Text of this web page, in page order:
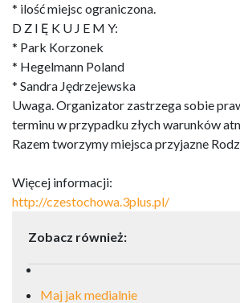
* ilość miejsc ograniczona.
D Z I Ę K U J E M Y:
* Park Korzonek
* Hegelmann Poland
* Sandra Jędrzejewska
Uwaga. Organizator zastrzega sobie
terminu w przypadku złych warunków
Razem tworzymy miejsca przyjazne
Więcej informacji:
http://czestochowa.3plus.pl/
Zobacz również:
Maj jak medialnie